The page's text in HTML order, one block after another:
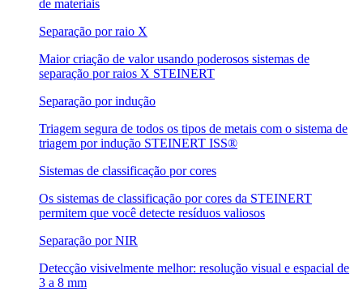
de materiais
Separação por raio X
Maior criação de valor usando poderosos sistemas de
separação por raios X STEINERT
Separação por indução
Triagem segura de todos os tipos de metais com o sistema de
triagem por indução STEINERT ISS®
Sistemas de classificação por cores
Os sistemas de classificação por cores da STEINERT
permitem que você detecte resíduos valiosos
Separação por NIR
Detecção visivelmente melhor: resolução visual e espacial de
3 a 8 mm